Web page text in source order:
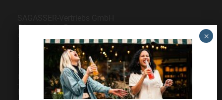
Gärtnersleite 5
Telefon09561 6490-0
servus@sagasser.de
Gastro / Großhandel
Bonuscard